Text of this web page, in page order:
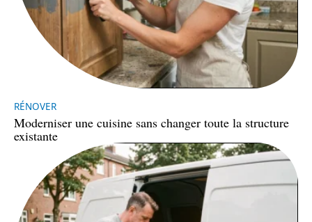
RÉNOVER
Moderniser une cuisine sans changer toute la structure
existante